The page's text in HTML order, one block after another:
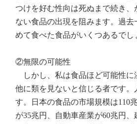
つけを好む性向は死ぬまで続き
ない食品の出現を阻みます。過去
めて食べた食品がいくつあるでし
②無限の可能性
しかし、私は食品ほど可能性に
他に類を見ないと信じる者です。
す。日本の食品の市場規模は110
が35兆円、自動車産業が60兆円